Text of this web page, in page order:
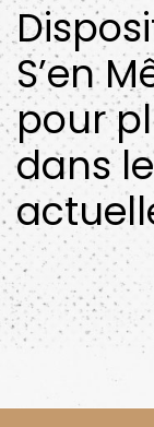
S’en
pour
dans